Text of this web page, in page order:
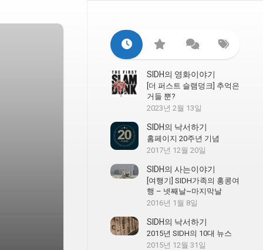
SIDH의 영화이야기
[더 퍼스트 슬램덩크] 추억은
거들 뿐?
2023년 2월 13일
SIDH의 낙서하기
홈페이지 20주년 기념
2017년 12월 20일
SIDH의 사는이야기
[여행기] SIDH가족의 홍콩여
행 – 넷째날~마지막날
2016년 1월 8일
SIDH의 낙서하기
2015년 SIDH의 10대 뉴스
2015년 12월 31일